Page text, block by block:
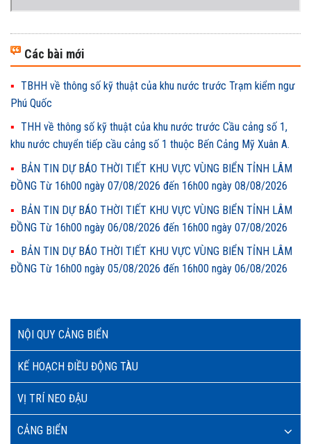
NỘI QUY CẢNG BIỂN
KẾ HOẠCH ĐIỀU ĐỘNG TÀU
VỊ TRÍ NEO ĐẬU
CẢNG BIỂN
Các bài mới
TBHH về thông số kỹ thuật của khu nước trước Trạm kiểm ngư
Phú Quốc
THH về thông số kỹ thuật của khu nước trước Cầu cảng số 1,
khu nước chuyển tiếp cầu cảng số 1 thuộc Bến Cảng Mỹ Xuân A.
BẢN TIN DỰ BÁO THỜI TIẾT KHU VỰC VÙNG BIỂN TỈNH LÂM
ĐỒNG Từ 16h00 ngày 07/08/2026 đến 16h00 ngày 08/08/2026
BẢN TIN DỰ BÁO THỜI TIẾT KHU VỰC VÙNG BIỂN TỈNH LÂM
ĐỒNG Từ 16h00 ngày 06/08/2026 đến 16h00 ngày 07/08/2026
BẢN TIN DỰ BÁO THỜI TIẾT KHU VỰC VÙNG BIỂN TỈNH LÂM
ĐỒNG Từ 16h00 ngày 05/08/2026 đến 16h00 ngày 06/08/2026